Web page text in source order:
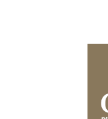
Visita il